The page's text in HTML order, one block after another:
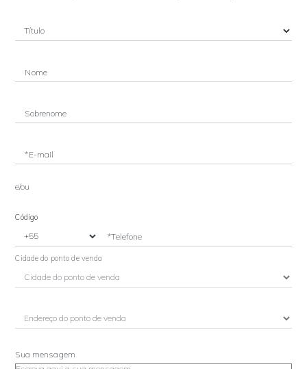
Nome
Sobrenome
*E-mail
e/ou
Código
*Telefone
Cidade do ponto de venda
Sua mensagem